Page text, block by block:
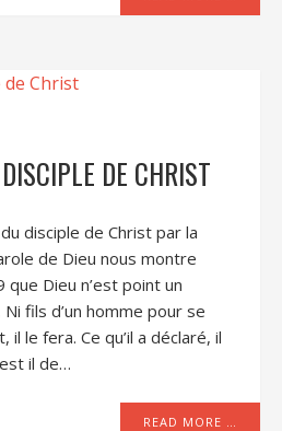
DE CHRIST
disciple de Christ par la
de Dieu nous montre
Dieu n’est point un
fils d’un homme pour se
il le fera. Ce qu’il a déclaré, il
il de…
READ MORE …